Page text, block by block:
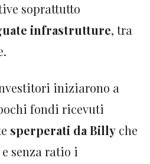
soprattutto
infrastrutture, tra
iniziarono a
fondi ricevuti
sperperati da Billy che
senza ratio i